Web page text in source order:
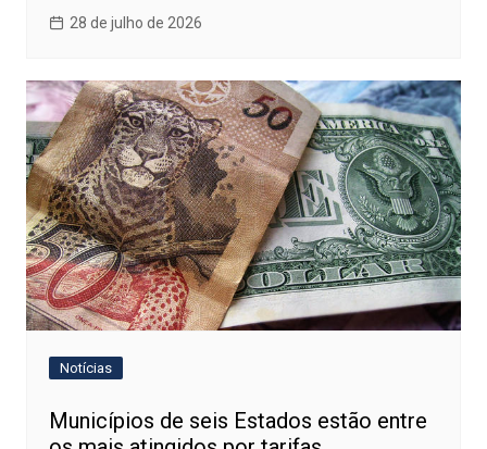
28 de julho de 2026
Notícias
Municípios de seis Estados estão entre